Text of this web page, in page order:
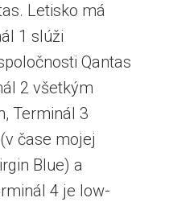
Letisko má
1 slúži
Qantas
2 všetkým
Terminál 3
čase mojej
Blue) a
4 je low-